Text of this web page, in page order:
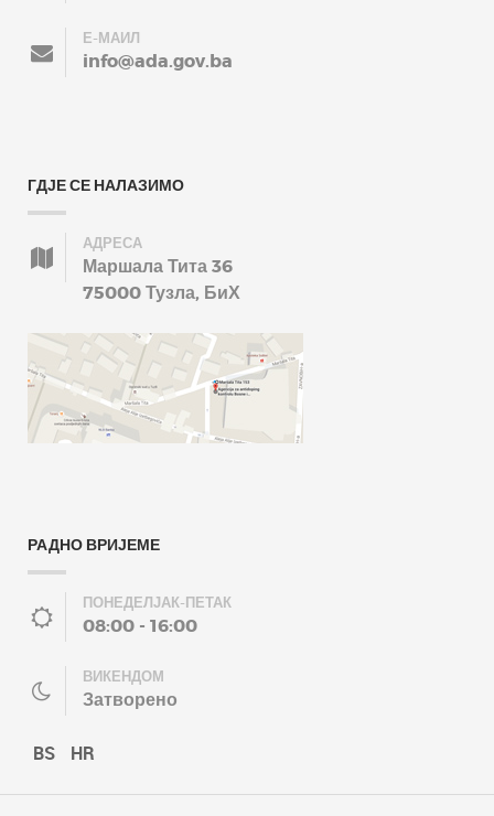
Е-МАИЛ
info@ada.gov.ba
ГДЈЕ СЕ НАЛАЗИМО
АДРЕСА
Маршала Тита 36
75000 Тузла, БиХ
РАДНО ВРИЈЕМЕ
ПОНЕДЕЛЈАК-ПЕТАК
08:00 - 16:00
ВИКЕНДОМ
Затворено
BS HR